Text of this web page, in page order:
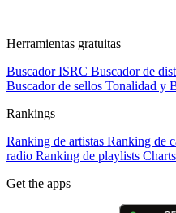
Herramientas gratuitas
Buscador ISRC Buscador de
Buscador de sellos Tonalidad y
Rankings
Ranking de artistas Ranking de
radio Ranking de playlists Charts
Get the apps